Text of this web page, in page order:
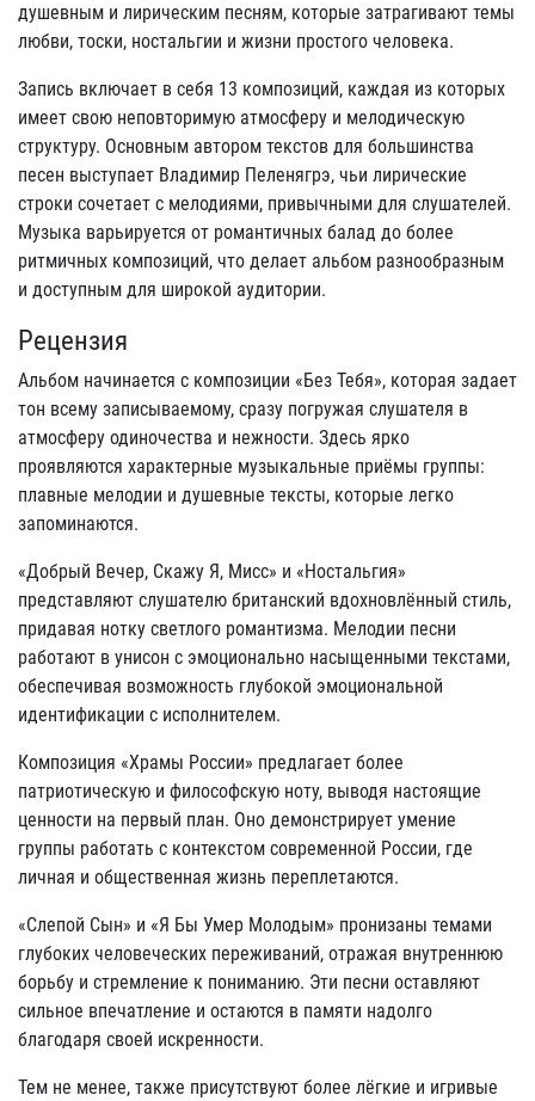
душевным и лирическим песням, которые затрагивают темы
любви, тоски, ностальгии и жизни простого человека.
Запись включает в себя 13 композиций, каждая из которых
имеет свою неповторимую атмосферу и мелодическую
структуру. Основным автором текстов для большинства
песен выступает Владимир Пеленягрэ, чьи лирические
строки сочетает с мелодиями, привычными для слушателей.
Музыка варьируется от романтичных балад до более
ритмичных композиций, что делает альбом разнообразным
и доступным для широкой аудитории.
Рецензия
Альбом начинается с композиции «Без Тебя», которая задает
тон всему записываемому, сразу погружая слушателя в
атмосферу одиночества и нежности. Здесь ярко
проявляются характерные музыкальные приёмы группы:
плавные мелодии и душевные тексты, которые легко
запоминаются.
«Добрый Вечер, Скажу Я, Мисс» и «Ностальгия»
представляют слушателю британский вдохновлённый стиль,
придавая нотку светлого романтизма. Мелодии песни
работают в унисон с эмоционально насыщенными текстами,
обеспечивая возможность глубокой эмоциональной
идентификации с исполнителем.
Композиция «Храмы России» предлагает более
патриотическую и философскую ноту, выводя настоящие
ценности на первый план. Оно демонстрирует умение
группы работать с контекстом современной России, где
личная и общественная жизнь переплетаются.
«Слепой Сын» и «Я Бы Умер Молодым» пронизаны темами
глубоких человеческих переживаний, отражая внутреннюю
борьбу и стремление к пониманию. Эти песни оставляют
сильное впечатление и остаются в памяти надолго
благодаря своей искренности.
Тем не менее, также присутствуют более лёгкие и игривые